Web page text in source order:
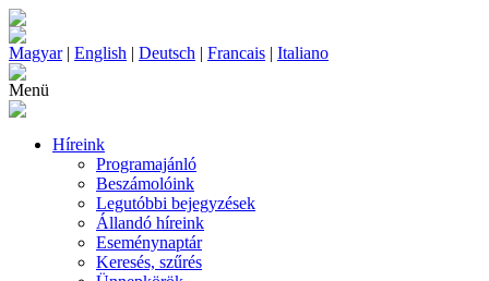
Magyar| English | Deutsch | Francais | Italiano
Menü
Híreink
Programajánló
Beszámolóink
Legutóbbi bejegyzések
Állandó híreink
Eseménynaptár
Keresés, szűrés